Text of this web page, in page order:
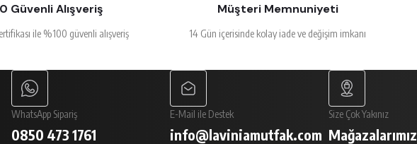
Güvenli Alışveriş
ile %100 güvenli alışveriş
Müşteri Memnuniyeti
14 Gün içerisinde kolay iade ve değişim imkanı
WhatsApp Sipariş
0850 473 1761
E-Mail ile Destek
info@laviniamutfak.com
Size Çok Yakınız
Mağazalarımız